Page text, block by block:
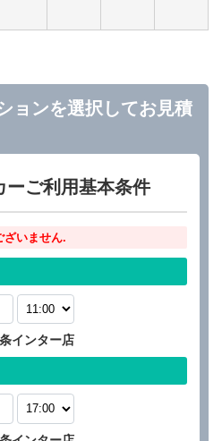
ョンを選択してお見積
ーご利用基本条件
ざいません.
インター店